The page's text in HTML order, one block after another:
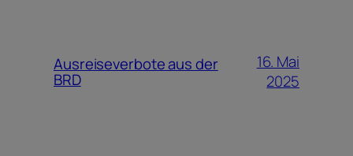
Ausreiseverbote aus der
BRD
16. Mai
2025